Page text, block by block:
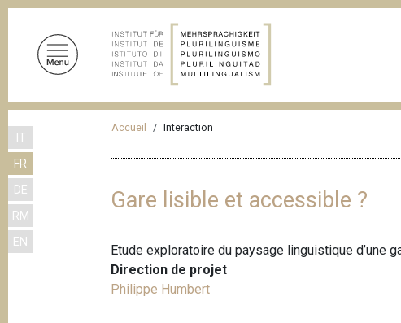
IT
FR
DE
RM
EN
A
Accueil Interaction
Gare lisible et accessible ?
Etude exploratoire du paysage linguistique d’une
Direction de projet
Philippe Humbert